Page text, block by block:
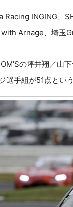
INGING、
with Arnage、埼玉
の坪井翔／山
選手組が51点という